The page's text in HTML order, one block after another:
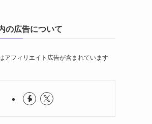
の広告について
アフィリエイト広告が含まれています